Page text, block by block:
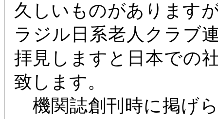
久しいものがあります
ラジル日系老人クラブ
拝見しますと日本での
致します。
機関誌創刊時に掲げ